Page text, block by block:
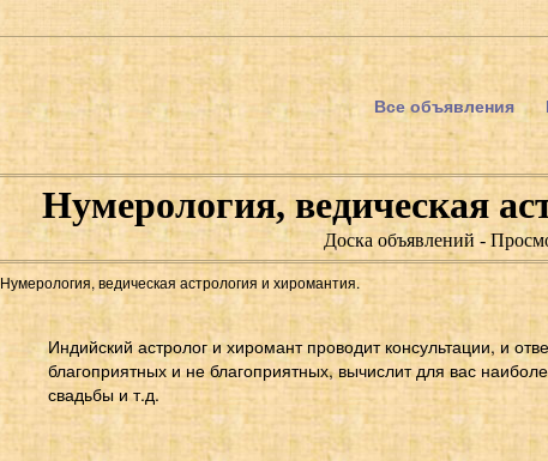
Все объявления
Нумерология, ведическая
Доска объявлений -
Нумерология, ведическая астрология и хиромантия.
Индийский астролог и хиромант проводит консультации, и
благоприятных и не благоприятных, вычислит для вас
свадьбы и т.д.